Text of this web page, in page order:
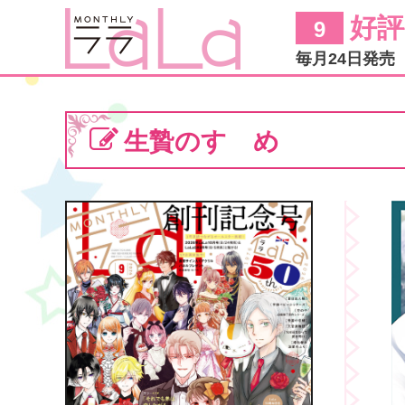
9 好
毎月24日発売
生贄のすゝめ